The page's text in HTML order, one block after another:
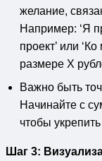
желание,
Например: ‘Я
проект’ или
размере X
Важно быть
Начинайте с
чтобы
Шаг 3: